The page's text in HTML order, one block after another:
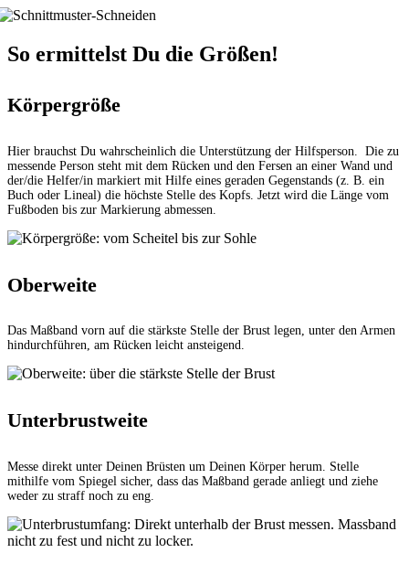
So ermittelst Du die Größen!
Körpergröße
Hier brauchst Du wahrscheinlich die Unterstützung der Hilfsperson. Die zu
messende Person steht mit dem Rücken und den Fersen an einer Wand und
der/die Helfer/in markiert mit Hilfe eines geraden Gegenstands (z. B. ein
Buch oder Lineal) die höchste Stelle des Kopfs. Jetzt wird die Länge vom
Fußboden bis zur Markierung abmessen.
Oberweite
Das Maßband vorn auf die stärkste Stelle der Brust legen, unter den Armen
hindurchführen, am Rücken leicht ansteigend.
Unterbrustweite
Messe direkt unter Deinen Brüsten um Deinen Körper herum. Stelle
mithilfe vom Spiegel sicher, dass das Maßband gerade anliegt und ziehe
weder zu straff noch zu eng.